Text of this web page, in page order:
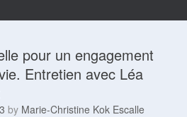
pour un engagement
Entretien avec Léa
by Marie-Christine Kok Escalle